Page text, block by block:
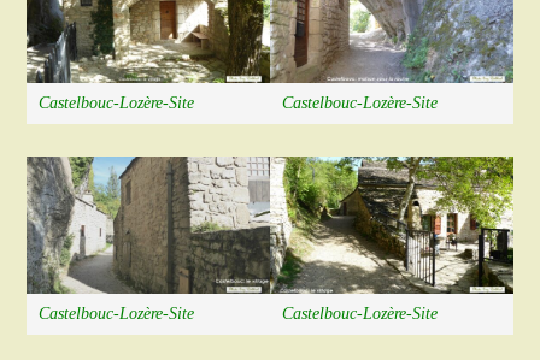
Castelbouc-Lozère-Site Castelbouc-Lozère-Site
Castelbouc-Lozère-Site Castelbouc-Lozère-Site